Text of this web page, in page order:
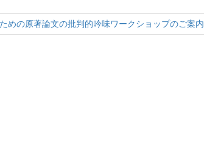
めの原著論文の批判的吟味ワークショップのご案内